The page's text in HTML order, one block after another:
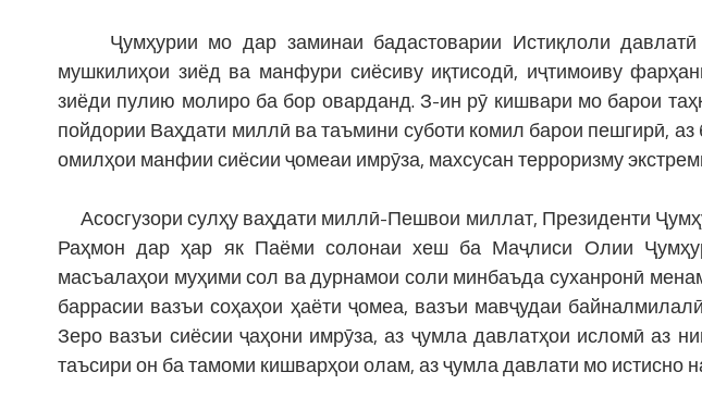
Ҷумҳурии мо дар заминаи бадастоварии Истиқлоли давлатӣ
мушкилиҳои зиёд ва манфури сиёсиву иқтисодӣ, иҷтимоиву
зиёди пулию молиро ба бор оварданд. З-ин рӯ кишвари мо барои
пойдории Ваҳдати миллӣ ва таъмини суботи комил барои пешгирӣ, аз
омилҳои манфии сиёсии ҷомеаи имрӯза, махсусан терроризму
Асосгузори сулҳу ваҳдати миллӣ-Пешвои миллат, Президенти
Раҳмон дар ҳар як Паёми солонаи хеш ба Маҷлиси Олии
масъалаҳои муҳими сол ва дурнамои соли минбаъда суханронӣ
баррасии вазъи соҳаҳои ҳаёти ҷомеа, вазъи мавҷудаи
Зеро вазъи сиёсии ҷаҳони имрӯза, аз ҷумла давлатҳои исломӣ аз
таъсири он ба тамоми кишварҳои олам, аз ҷумла давлати мо истисно